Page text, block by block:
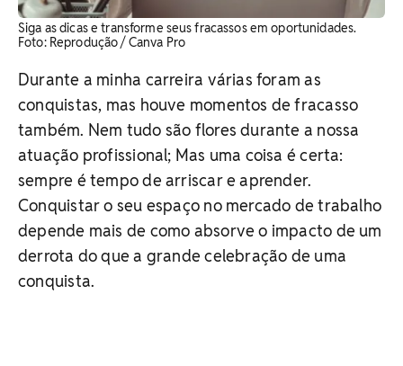
Siga as dicas e transforme seus fracassos em oportunidades.
Foto: Reprodução / Canva Pro
Durante a minha carreira várias foram as
conquistas, mas houve momentos de fracasso
também. Nem tudo são flores durante a nossa
atuação profissional; Mas uma coisa é certa:
sempre é tempo de arriscar e aprender.
Conquistar o seu espaço no mercado de trabalho
depende mais de como absorve o impacto de um
derrota do que a grande celebração de uma
conquista.